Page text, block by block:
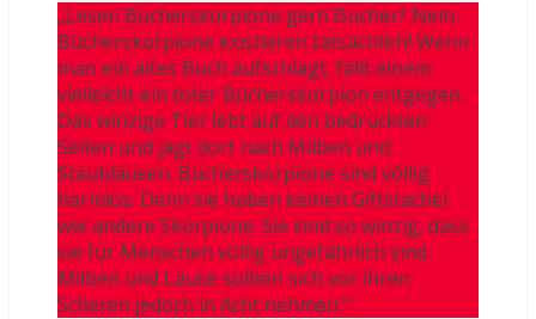
„Lesen Bücherskorpione gern Bücher? Nein.
Bücherskorpione existieren tatsächlich! Wenn
man ein altes Buch aufschlägt, fällt einem
vielleicht ein toter Bücherskorpion entgegen.
Das winzige Tier lebt auf den bedruckten
Seiten und jagt dort nach Milben und
Staubläusen. Bücherskorpione sind völlig
harmlos. Denn sie haben keinen Giftstachel
wie andere Skorpione. Sie sind so winzig, dass
sie für Menschen völlig ungefährlich sind.
Milben und Läuse sollten sich vor ihren
Scheren jedoch in Acht nehmen.“